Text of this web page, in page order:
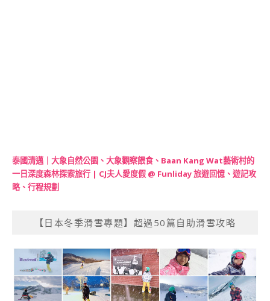
泰國清邁｜大象自然公園、大象觀察餵食、Baan Kang Wat藝術村的
一日深度森林探索旅行 | CJ夫人愛度假 @ Funliday 旅遊回憶、遊記攻
略、行程規劃
【日本冬季滑雪專題】超過50篇自助滑雪攻略